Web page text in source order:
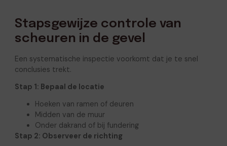
Stapsgewijze controle van
scheuren in de gevel
Een systematische inspectie voorkomt dat je te snel
conclusies trekt.
Stap 1: Bepaal de locatie
Hoeken van ramen of deuren
Midden van de muur
Onder dakrand of bij fundering
Stap 2: Observeer de richting